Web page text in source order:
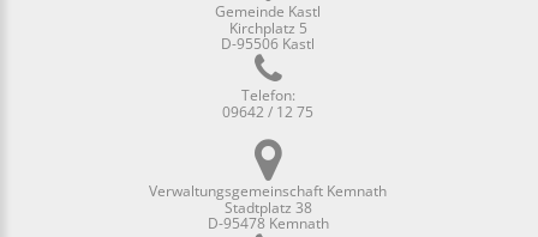
Gemeinde Kastl
Kirchplatz 5
D-95506 Kastl
Telefon:
09642 / 12 75
Verwaltungsgemeinschaft Kemnath
Stadtplatz 38
D-95478 Kemnath